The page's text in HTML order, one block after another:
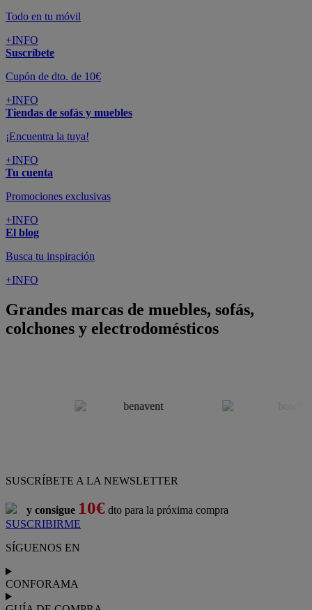
Todo en tu móvil
+INFO
Suscríbete
Cupón de dto. de 10€
+INFO
Tiendas de sofás y muebles
¡Encuentra la tuya!
+INFO
Tu cuenta
Promociones exclusivas
+INFO
El blog
Busca tu inspiración
+INFO
Grandes marcas de muebles, sofás,
colchones y electrodomésticos
SUSCRÍBETE A LA NEWSLETTER
y consigue 10€ dto para la próxima compra
SUSCRIBIRME
SÍGUENOS EN
CONFORAMA